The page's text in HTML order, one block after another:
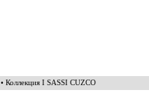
• Коллекция I SASSI CUZCO